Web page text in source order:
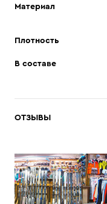
Материал
Плотность
В составе
ОТЗЫВЫ